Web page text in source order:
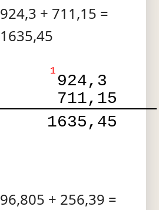
924,3 + 711,15 =
1635,45
1
924,3
711,15
1635,45
96,805 + 256,39 =